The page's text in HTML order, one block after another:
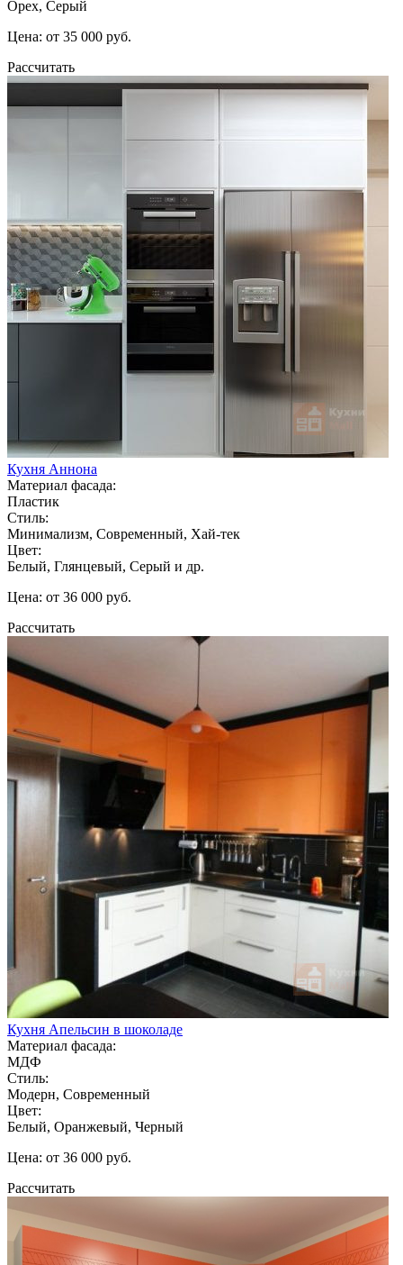
Орех, Серый
Цена: от 35 000 руб.
Рассчитать
Кухня Аннона
Материал фасада:
Пластик
Стиль:
Минимализм, Современный, Хай-тек
Цвет:
Белый, Глянцевый, Серый и др.
Цена: от 36 000 руб.
Рассчитать
Кухня Апельсин в шоколаде
Материал фасада:
МДФ
Стиль:
Модерн, Современный
Цвет:
Белый, Оранжевый, Черный
Цена: от 36 000 руб.
Рассчитать